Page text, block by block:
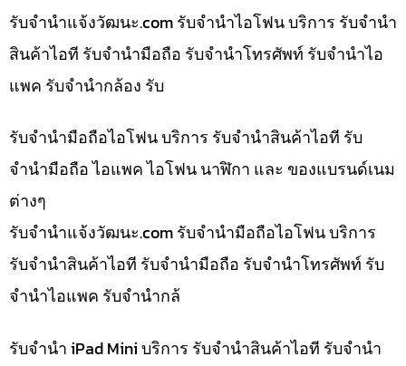
รับจํานําแจ้งวัฒนะ.com รับจำนำไอโฟน บริการ รับจำนำ
สินค้าไอที รับจำนำมือถือ รับจำนำโทรศัพท์ รับจำนำไอ
แพค รับจำนำกล้อง รับ
รับจำนำมือถือไอโฟน บริการ รับจำนำสินค้าไอที รับ
จำนำมือถือ ไอแพค ไอโฟน นาฬิกา และ ของแบรนด์เนม
ต่างๆ
รับจํานําแจ้งวัฒนะ.com รับจำนำมือถือไอโฟน บริการ
รับจำนำสินค้าไอที รับจำนำมือถือ รับจำนำโทรศัพท์ รับ
จำนำไอแพค รับจำนำกล้
รับจำนำ iPad Mini บริการ รับจำนำสินค้าไอที รับจำนำ